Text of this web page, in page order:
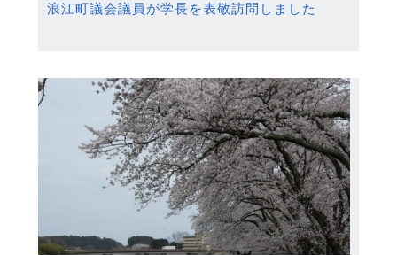
浪江町議会議員が学長を表敬訪問しました